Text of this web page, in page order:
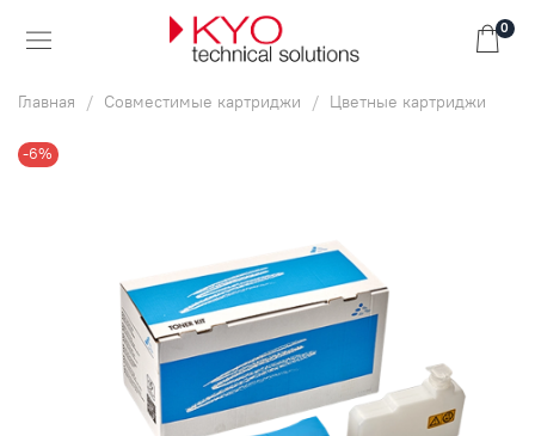
0
Главная Совместимые картриджи Цветные картриджи
-6%